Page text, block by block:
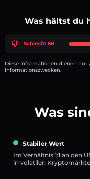
Was hältst du
Schlecht 68
Diese Informationen dienen nur
Informationszwecken.
Was
Stabiler Wert
Im Verhältnis 1:1 an den
in volatilen